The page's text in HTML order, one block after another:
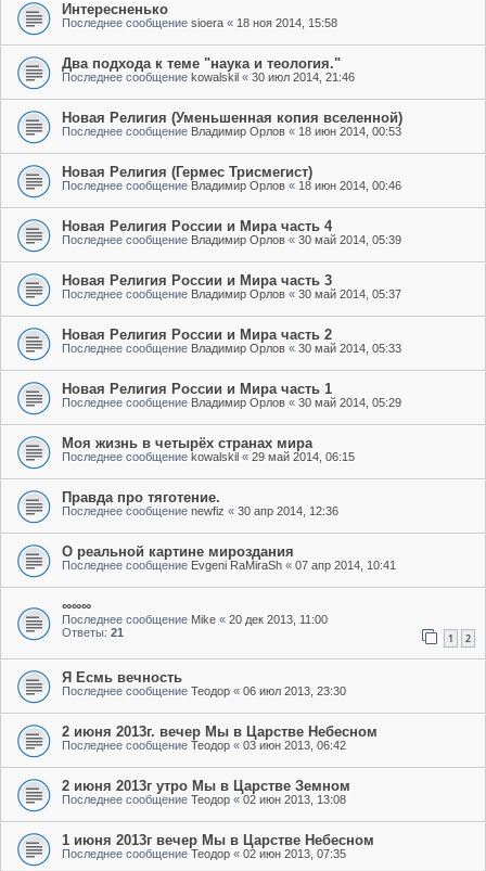
Интересненько
Последнее сообщение sioera « 18 ноя 2014, 15:58
Два подхода к теме "наука и теология."
Последнее сообщение kowalskil « 30 июл 2014, 21:46
Новая Религия (Уменьшенная копия вселенной)
Последнее сообщение Владимир Орлов « 18 июн 2014, 00:53
Новая Религия (Гермес Трисмегист)
Последнее сообщение Владимир Орлов « 18 июн 2014, 00:46
Новая Религия России и Мира часть 4
Последнее сообщение Владимир Орлов « 30 май 2014, 05:39
Новая Религия России и Мира часть 3
Последнее сообщение Владимир Орлов « 30 май 2014, 05:37
Новая Религия России и Мира часть 2
Последнее сообщение Владимир Орлов « 30 май 2014, 05:33
Новая Религия России и Мира часть 1
Последнее сообщение Владимир Орлов « 30 май 2014, 05:29
Моя жизнь в четырёх странах мира
Последнее сообщение kowalskil « 29 май 2014, 06:15
Правда про тяготение.
Последнее сообщение newfiz « 30 апр 2014, 12:36
О реальной картине мироздания
Последнее сообщение Evgeni RaMiraSh « 07 апр 2014, 10:41
∞∞∞
Последнее сообщение Mike « 20 дек 2013, 11:00
Ответы: 21 1 2
Я Есмь вечность
Последнее сообщение Теодор « 06 июл 2013, 23:30
2 июня 2013г. вечер Мы в Царстве Небесном
Последнее сообщение Теодор « 03 июн 2013, 06:42
2 июня 2013г утро Мы в Царстве Земном
Последнее сообщение Теодор « 02 июн 2013, 13:08
1 июня 2013г вечер Мы в Царстве Небесном
Последнее сообщение Теодор « 02 июн 2013, 07:35